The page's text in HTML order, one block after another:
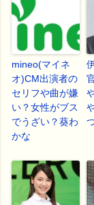
mineo(マイネ
オ)CM出演者の
セリフや曲が嫌
い？女性がブス
でうざい？葵わ
かな